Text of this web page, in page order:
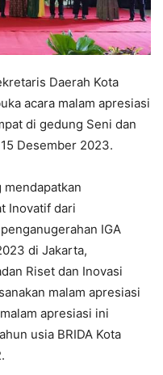
Daerah Kota
acara malam apresiasi
di gedung Seni dan
15 Desember 2023.
mendapatkan
Inovatif dari
IGA
di Jakarta,
Riset dan Inovasi
malam apresiasi
apresiasi ini
usia BRIDA Kota